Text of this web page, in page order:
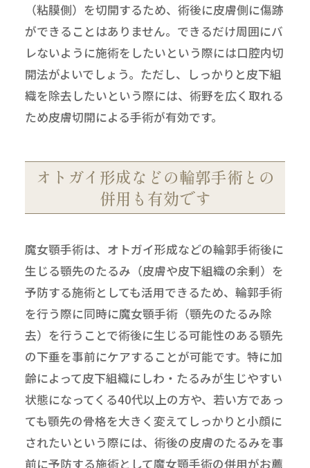
（粘膜側）を切開するため、術後に皮膚側に傷跡
ができることはありません。できるだけ周囲にバ
レないように施術をしたいという際には口腔内切
開法がよいでしょう。ただし、しっかりと皮下組
織を除去したいという際には、術野を広く取れる
ため皮膚切開による手術が有効です。
オトガイ形成などの輪郭手術との
併用も有効です
魔女顎手術は、オトガイ形成などの輪郭手術後に
生じる顎先のたるみ（皮膚や皮下組織の余剰）を
予防する施術としても活用できるため、輪郭手術
を行う際に同時に魔女顎手術（顎先のたるみ除
去）を行うことで術後に生じる可能性のある顎先
の下垂を事前にケアすることが可能です。特に加
齢によって皮下組織にしわ・たるみが生じやすい
状態になってくる40代以上の方や、若い方であっ
ても顎先の骨格を大きく変えてしっかりと小顔に
されたいという際には、術後の皮膚のたるみを事
前に予防する施術として魔女顎手術の併用がお薦